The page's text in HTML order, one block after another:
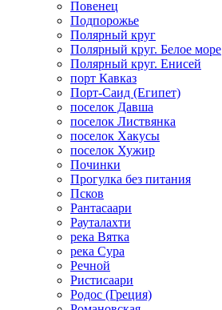
Повенец
Подпорожье
Полярный круг
Полярный круг. Белое море
Полярный круг. Енисей
порт Кавказ
Порт-Саид (Египет)
поселок Давша
поселок Листвянка
поселок Хакусы
поселок Хужир
Починки
Прогулка без питания
Псков
Рантасаари
Рауталахти
река Вятка
река Сура
Речной
Ристисаари
Родос (Греция)